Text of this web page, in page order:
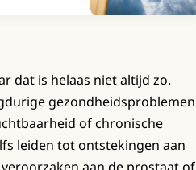
dat is helaas niet altijd zo.
gezondheidsproblemen
of chronische
leiden tot ontstekingen aan